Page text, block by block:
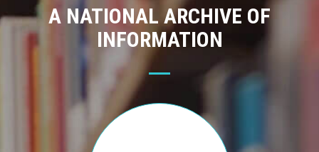
A NATIONAL ARCHIVE OF
INFORMATION